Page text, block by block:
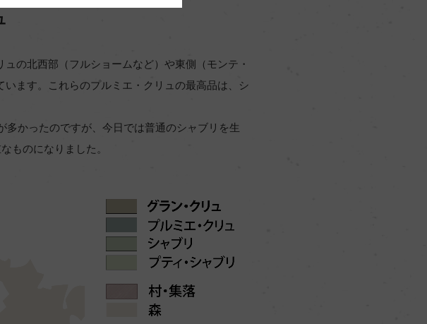
の北西部（フルショームなど）や東側（モンテ・
ます。これらのプルミエ・クリュの最高品は、シ
かったのですが、今日では普通のシャブリを生
ものになりました。